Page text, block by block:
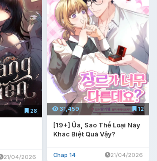
28
21/04/2026
31,459 12
[19+] Ủa, Sao Thể Loại Này
Khác Biệt Quá Vậy?
Chap 14 21/04/2026